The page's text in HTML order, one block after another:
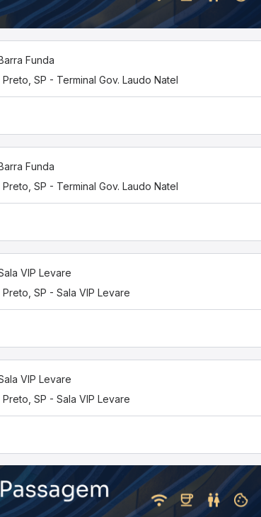
Funda
SP - Terminal Gov. Laudo Natel
Funda
SP - Terminal Gov. Laudo Natel
VIP Levare
SP - Sala VIP Levare
VIP Levare
SP - Sala VIP Levare